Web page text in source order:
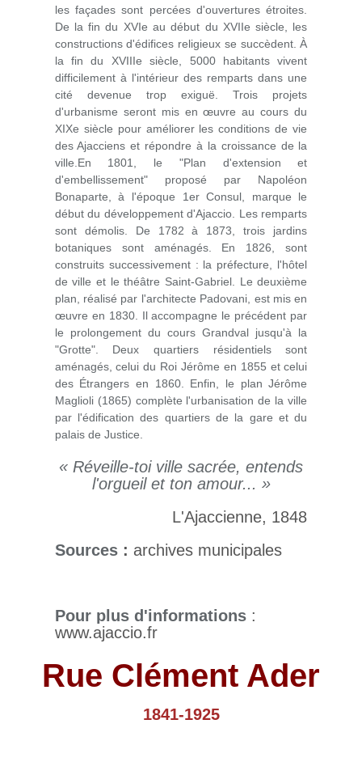
les façades sont percées d'ouvertures étroites.
De la fin du XVIe au début du XVIIe siècle, les
constructions d'édifices religieux se succèdent. À
la fin du XVIIIe siècle, 5000 habitants vivent
difficilement à l'intérieur des remparts dans une
cité devenue trop exiguë. Trois projets
d'urbanisme seront mis en œuvre au cours du
XIXe siècle pour améliorer les conditions de vie
des Ajacciens et répondre à la croissance de la
ville.En 1801, le "Plan d'extension et
d'embellissement" proposé par Napoléon
Bonaparte, à l'époque 1er Consul, marque le
début du développement d'Ajaccio. Les remparts
sont démolis. De 1782 à 1873, trois jardins
botaniques sont aménagés. En 1826, sont
construits successivement : la préfecture, l'hôtel
de ville et le théâtre Saint-Gabriel. Le deuxième
plan, réalisé par l'architecte Padovani, est mis en
œuvre en 1830. Il accompagne le précédent par
le prolongement du cours Grandval jusqu'à la
"Grotte". Deux quartiers résidentiels sont
aménagés, celui du Roi Jérôme en 1855 et celui
des Étrangers en 1860. Enfin, le plan Jérôme
Maglioli (1865) complète l'urbanisation de la ville
par l'édification des quartiers de la gare et du
palais de Justice.
« Réveille-toi ville sacrée, entends
l'orgueil et ton amour... »
L'Ajaccienne, 1848
Sources : archives municipales
Pour plus d'informations :
www.ajaccio.fr
Rue Clément Ader
1841-1925